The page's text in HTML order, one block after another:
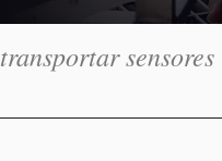
sensores